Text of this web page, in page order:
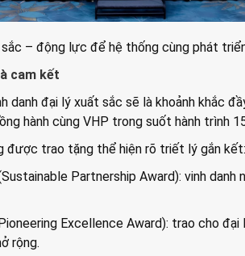
– động lực để hệ thống cùng phát
cam kết
danh đại lý xuất sắc sẽ là khoảnh khắc
hành cùng VHP trong suốt hành trình
được trao tặng thể hiện rõ triết lý gắn kết:
Partnership Award): vinh danh
Excellence Award): trao cho đại
rộng.